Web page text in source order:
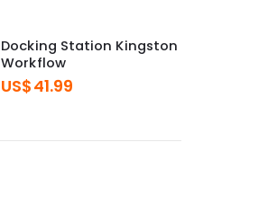
Docking Station Kingston
Workflow
US$41.99